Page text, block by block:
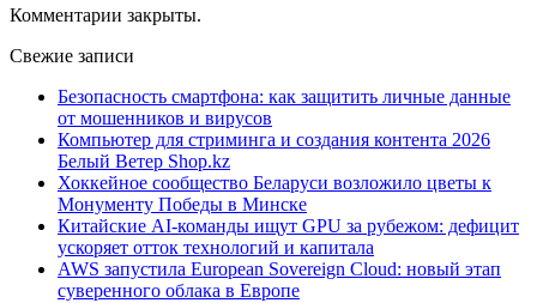
Комментарии закрыты.
Свежие записи
Безопасность смартфона: как защитить личные данные
от мошенников и вирусов
Компьютер для стриминга и создания контента 2026
Белый Ветер Shop.kz
Хоккейное сообщество Беларуси возложило цветы к
Монументу Победы в Минске
Китайские AI-команды ищут GPU за рубежом: дефицит
ускоряет отток технологий и капитала
AWS запустила European Sovereign Cloud: новый этап
суверенного облака в Европе